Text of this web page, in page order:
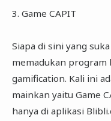
3. Game CAPIT
Siapa di sini yang
memadukan program
gamification. Kali ini
mainkan yaitu Game
hanya di aplikasi